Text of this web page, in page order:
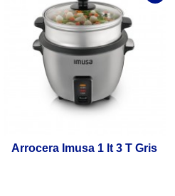
Arrocera Imusa 1 lt 3 T Gris